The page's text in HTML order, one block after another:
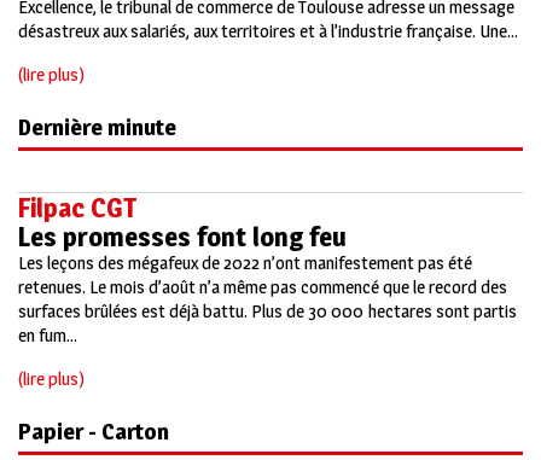
Excellence, le tribunal de commerce de Toulouse adresse un message
désastreux aux salariés, aux territoires et à l’industrie française. Une...
(lire plus)
Dernière minute
Filpac CGT
Les promesses font long feu
Les leçons des mégafeux de 2022 n’ont manifestement pas été
retenues. Le mois d’août n’a même pas commencé que le record des
surfaces brûlées est déjà battu. Plus de 30 000 hectares sont partis
en fum...
(lire plus)
Papier - Carton